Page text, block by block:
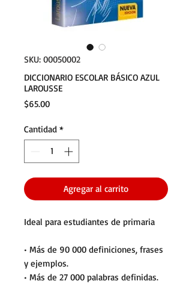
SKU: 00050002
DICCIONARIO ESCOLAR BÁSICO AZUL
LAROUSSE
$65.00Precio
Cantidad *
Agregar al carrito
Ideal para estudiantes de primaria
• Más de 90 000 definiciones, frases
y ejemplos.
• Más de 27 000 palabras definidas.